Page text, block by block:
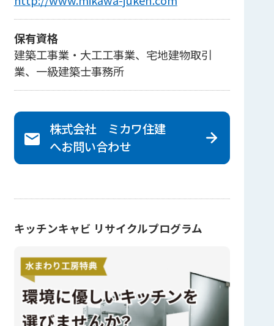
保有資格
建築工事業・大工工事業、宅地建物取引
業、一級建築士事務所
株式会社 ミカワ住建
へお問い合わせ
キッチンキャビ リサイクルプログラム